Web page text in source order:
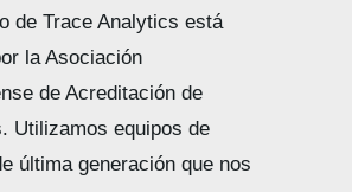
de Trace Analytics está
la Asociación
de Acreditación de
Utilizamos equipos de
última generación que nos